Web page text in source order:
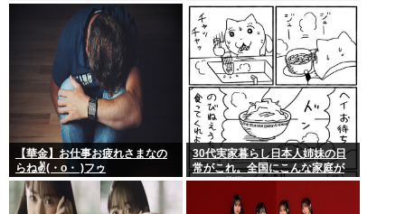
【華金】お仕事お疲れさまなの
らね✌(・o・ )フゥ
30代実家暮らし日本人姉妹の日
常がこれ。全国にこんな家庭が
400万世帯ある。